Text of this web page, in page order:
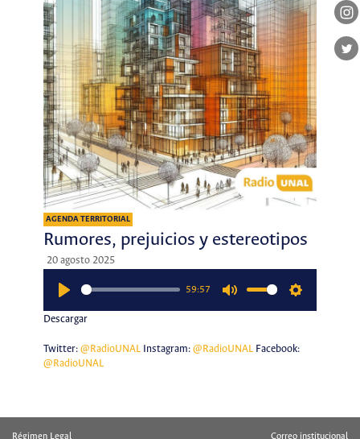
AGENDA TERRITORIAL
Rumores, prejuicios y estereotipos
20 agosto 2025
59:57
Descargar
Twitter: @RadioUNALInstagram: @RadioUNALFacebook:
@RadioUNAL
Régimen Legal Correo institucional